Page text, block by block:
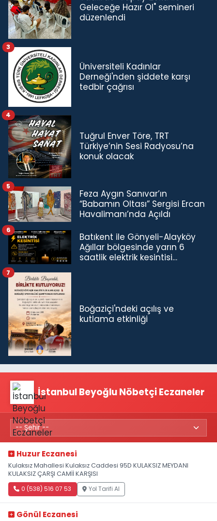
Geleceğe Hazır Ol" semineri
düzenlendi
Üniversiteli Kadınlar
Derneği'nden şiddete karşı
tedbir çağrısı
3
Tuğrul Enver Töre, TRT
Türkiye’nin Sesi Radyosu’na
konuk olacak
4
Feza Aygın Sanıvar’ın
“Babamın Oltası” Sergisi Ercan
Havalimanı’nda Açıldı
5
Batıkent ile Gönyeli-Alayköy
Ağıllar bölgesinde yarın 6
saatlik elektrik kesintisi…
6
Boğaziçi'ndeki açılış ve
kutlama etkinliği
7
İstanbul Beyoğlu Nöbetçi Eczaneler
Huzur Eczanesi
Kulaksız Mahallesi Kulaksız Caddesi 95D KULAKSIZ MEYDANI
KULAKSIZ ÇARŞI CAMİİ KARŞISI
0 (538) 516 07 53 Yol Tarifi Al
Gönül Eczanesi